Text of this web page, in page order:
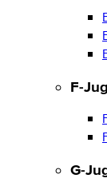
F-
G-